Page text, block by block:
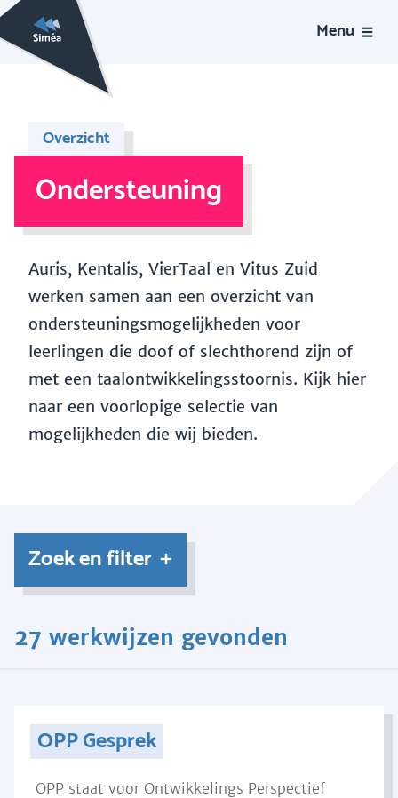
Menu
Overzicht
Ondersteuning
Auris, Kentalis, VierTaal en Vitus Zuid
werken samen aan een overzicht van
ondersteuningsmogelijkheden voor
leerlingen die doof of slechthorend zijn of
met een taalontwikkelingsstoornis. Kijk hier
naar een voorlopige selectie van
mogelijkheden die wij bieden.
Zoek en filter
27 werkwijzen gevonden
OPP Gesprek
OPP staat voor Ontwikkelings Perspectief